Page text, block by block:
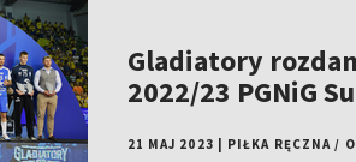
Gladiatory
2022/23 PGNiG
21 MAJ 2023 PIŁKA RĘCZNA /